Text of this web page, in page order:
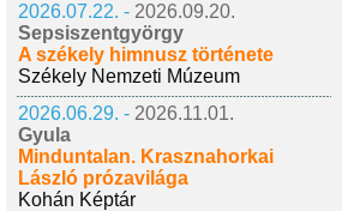
2026.07.22. - 2026.09.20.
Sepsiszentgyörgy
A székely himnusz története
Székely Nemzeti Múzeum
2026.06.29. - 2026.11.01.
Gyula
Minduntalan. Krasznahorkai
László prózavilága
Kohán Képtár